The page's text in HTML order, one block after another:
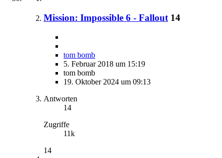
Mission: Impossible 6 - Fallout 14
tom bomb
5. Februar 2018 um 15:19
tom bomb
19. Oktober 2024 um 09:13
Antworten
14
Zugriffe
11k
14